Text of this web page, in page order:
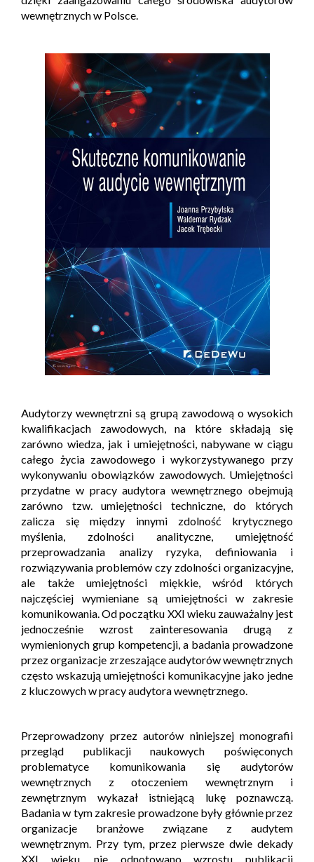
wewnętrznych w Polsce.
Audytorzy wewnętrzni są grupą zawodową o wysokich
kwalifikacjach zawodowych, na które składają się
zarówno wiedza, jak i umiejętności, nabywane w ciągu
całego życia zawodowego i wykorzystywanego przy
wykonywaniu obowiązków zawodowych. Umiejętności
przydatne w pracy audytora wewnętrznego obejmują
zarówno tzw. umiejętności techniczne, do których
zalicza się między innymi zdolność krytycznego
myślenia, zdolności analityczne, umiejętność
przeprowadzania analizy ryzyka, definiowania i
rozwiązywania problemów czy zdolności organizacyjne,
ale także umiejętności miękkie, wśród których
najczęściej wymieniane są umiejętności w zakresie
komunikowania. Od początku XXI wieku zauważalny jest
jednocześnie wzrost zainteresowania drugą z
wymienionych grup kompetencji, a badania prowadzone
przez organizacje zrzeszające audytorów wewnętrznych
często wskazują umiejętności komunikacyjne jako jedne
z kluczowych w pracy audytora wewnętrznego.
Przeprowadzony przez autorów niniejszej monografii
przegląd publikacji naukowych poświęconych
problematyce komunikowania się audytorów
wewnętrznych z otoczeniem wewnętrznym i
zewnętrznym wykazał istniejącą lukę poznawczą.
Badania w tym zakresie prowadzone były głównie przez
organizacje branżowe związane z audytem
wewnętrznym. Przy tym, przez pierwsze dwie dekady
XXI wieku, nie odnotowano wzrostu publikacji